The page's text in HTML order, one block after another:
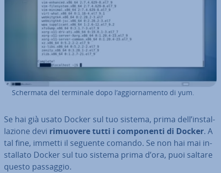
Schermata del terminale dopo l’ag­gior­na­men­to di yum.
Se hai già usato Docker sul tuo sistema, prima dell’in­stal­
la­zio­ne devi rimuovere tutti i com­po­nen­ti di Docker. A
tal fine, immetti il seguente comando. Se non hai mai in­
stal­la­to Docker sul tuo sistema prima d’ora, puoi saltare
questo passaggio.